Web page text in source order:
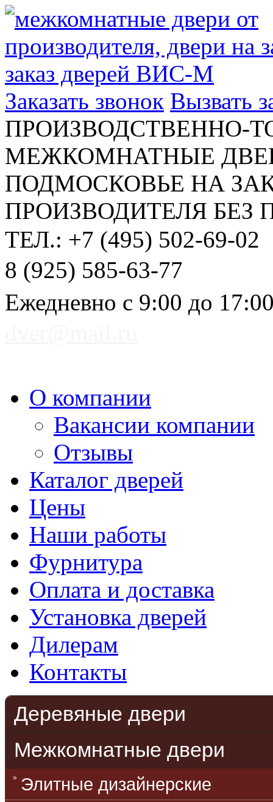
Заказать звонок Вызвать
ПРОИЗВОДСТВЕННО-
МЕЖКОМНАТНЫЕ
ПОДМОСКОВЬЕ НА
ПРОИЗВОДИТЕЛЯ БЕЗ
ТЕЛ.: +7 (495) 502-69-02
8 (925) 585-63-77
Ежедневно с 9:00 до
О компании
Вакансии компании
Отзывы
Каталог дверей
Цены
Наши работы
Фурнитура
Оплата и доставка
Установка дверей
Дилерам
Контакты
Деревяные двери
Межкомнатные двери
Элитные дизайнерские